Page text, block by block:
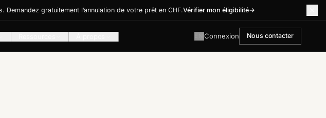
gratuitement l’annulation de votre prêt en CHF.Vérifier mon éligibilité→
Connexion Nous contacter